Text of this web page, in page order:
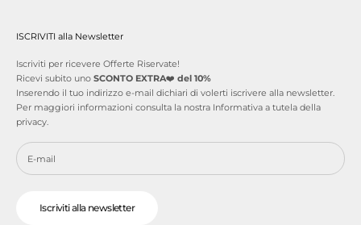
ISCRIVITI alla Newsletter
Iscriviti per ricevere Offerte Riservate!
Ricevi subito uno SCONTO EXTRA❤️ del 10%
Inserendo il tuo indirizzo e-mail dichiari di volerti iscrivere alla newsletter.
Per maggiori informazioni consulta la nostra Informativa a tutela della
privacy.
Iscriviti alla newsletter